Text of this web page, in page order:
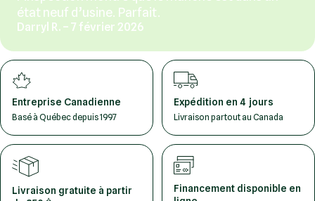
état neuf d’usine. Parfait.
Darryl R. – 7 février 2026
Entreprise Canadienne
Basé à Québec depuis 1997
Expédition en 4 jours
Livraison partout au Canada
Livraison gratuite à partir
Financement disponible en